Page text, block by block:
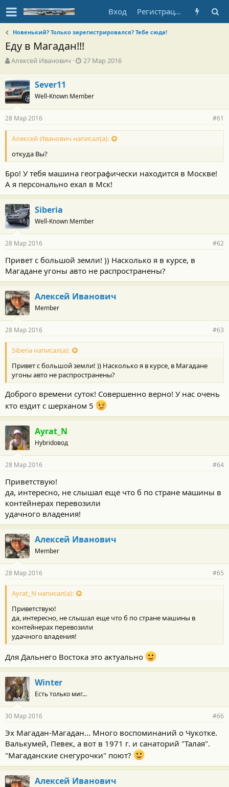
Вход Регистрация
Новенький? Только зарегистрировался? Тебе сюда!
Еду в Магадан!!!
А
т
о
р
т
е
м
ы
Алексей Иванович
Д
н
а
л
а
27 Мар 2016
Sever11
Well-Known Member
28 Мар 2016 #61
Алексей Иванович написал(а):
откуда Вы?
Бро! У тебя машина географически находится в Москве!
А я персонально ехал в Мск!
Siberia
Well-Known Member
28 Мар 2016 #62
Привет с большой земли! )) Насколько я в курсе, в
Магадане угоны авто не распространены?
Алексей Иванович
Member
28 Мар 2016 #63
Siberia написал(а):
Привет с большой земли! )) Насколько я в курсе, в Магадане
угоны авто не распространены?
Доброго времени суток! Совершенно верно! У нас очень
кто ездит с шерханом 5
Ayrat_N
Hybridовод
28 Мар 2016 #64
Приветствую!
да, интересно, не слышал еще что б по стране машины в
контейнерах перевозили
удачного владения!
Алексей Иванович
Member
28 Мар 2016 #65
Ayrat_N написал(а):
Приветствую!
да, интересно, не слышал еще что б по стране машины в
контейнерах перевозили
удачного владения!
Для Дальнего Востока это актуально
Winter
Есть только миг...
30 Мар 2016 #66
Эх Магадан-Магадан... Много воспоминаний о Чукотке.
Валькумей, Певек, а вот в 1971 г. и санаторий "Талая".
"Магаданские снегурочки" поют?
Алексей Иванович